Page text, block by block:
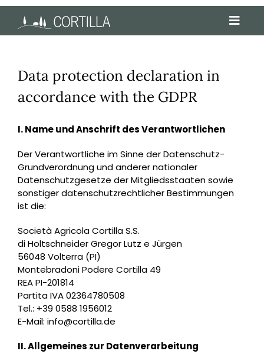
Skip
content
Holiday apartments
Prices
Booking calendar
Alla Casa
Activities
Contact
DE
Data protection declaration in
accordance with the GDPR
I. Name und Anschrift des Verantwortlichen
Der Verantwortliche im Sinne der Datenschutz-
Grundverordnung und anderer nationaler
Datenschutzgesetze der Mitgliedsstaaten sowie
sonstiger datenschutzrechtlicher Bestimmungen
ist die:
Società Agricola Cortilla S.S.
di Holtschneider Gregor Lutz e Jürgen
56048 Volterra (PI)
Montebradoni Podere Cortilla 49
REA PI-201814
Partita IVA 02364780508
Tel.: +39 0588 1956012
E-Mail: info@cortilla.de
II. Allgemeines zur Datenverarbeitung